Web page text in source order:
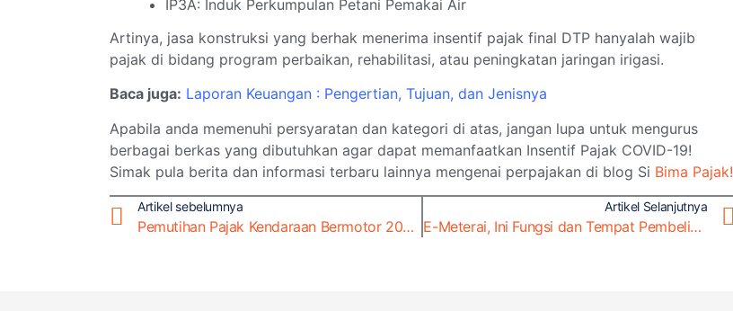
IP3A: Induk Perkumpulan Petani Pemakai Air
Artinya, jasa konstruksi yang berhak menerima insentif pajak final DTP hanyalah wajib
pajak di bidang program perbaikan, rehabilitasi, atau peningkatan jaringan irigasi.
Baca juga: Laporan Keuangan : Pengertian, Tujuan, dan Jenisnya
Apabila anda memenuhi persyaratan dan kategori di atas, jangan lupa untuk mengurus
berbagai berkas yang dibutuhkan agar dapat memanfaatkan Insentif Pajak COVID-19!
Simak pula berita dan informasi terbaru lainnya mengenai perpajakan di blog Si Bima Pajak!
Artikel sebelumnya
Pemutihan Pajak Kendaraan Bermotor 2022, Apa Artinya?
Artikel Selanjutnya
E-Meterai, Ini Fungsi dan Tempat Pembeliannya!